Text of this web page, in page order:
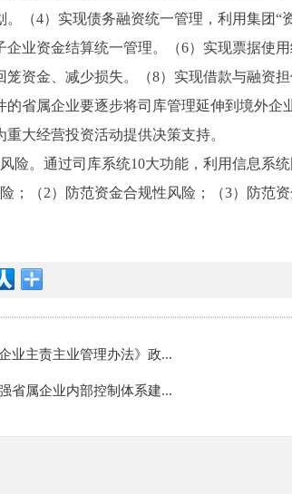
。（4）实现债务融资统一管理，利用集团
企业资金结算统一管理。（6）实现票据使
笼资金、减少损失。（8）实现借款与融资
的省属企业要逐步将司库管理延伸到境外
大经营投资活动提供决策支持。
险。通过司库系统10大功能，利用信息系
；（2）防范资金合规性风险；（3）防范资
业主责主业管理办法》政...
省属企业内部控制体系建...